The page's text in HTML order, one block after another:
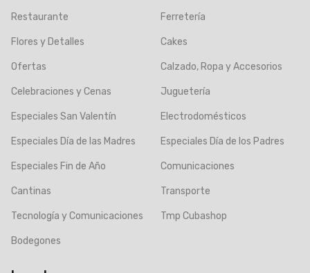
Restaurante Ferretería
Flores y Detalles Cakes
Ofertas Calzado, Ropa y Accesorios
Celebraciones y Cenas Juguetería
Especiales San Valentín Electrodomésticos
Especiales Día de las Madres Especiales Día de los Padres
Especiales Fin de Año Comunicaciones
Cantinas Transporte
Tecnología y Comunicaciones Tmp Cubashop
Bodegones